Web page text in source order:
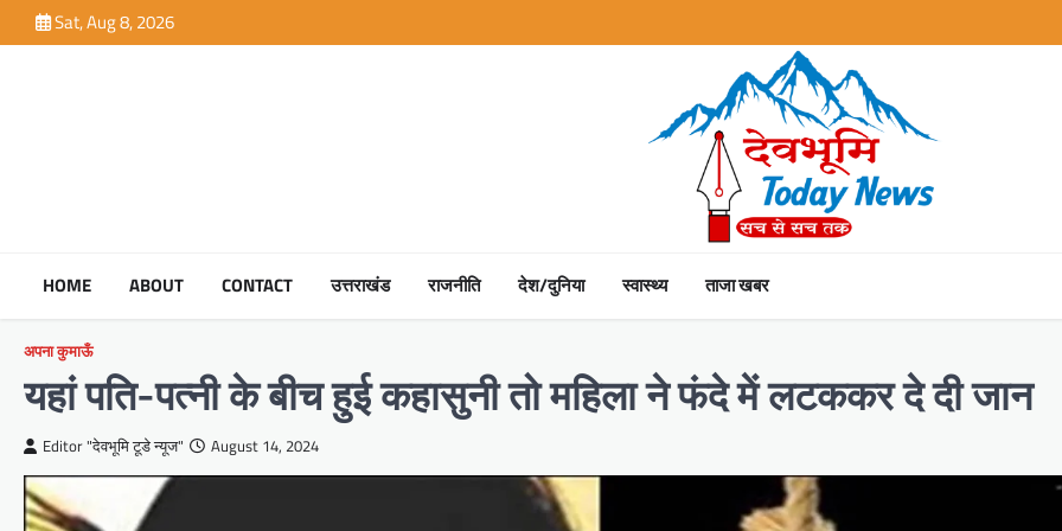
to
Sat, Aug 8, 2026
HOME ABOUT CONTACT उत्तराखंड राजनीति देश/दुनिया स्वास्थ्य ताजा खबर
अपना कुमाऊँ
यहां पति-पत्नी के बीच हुई कहासुनी तो महिला ने फंदे में लटककर दे दी जान
Editor "देवभूमि टूडे न्यूज" August 14, 2024